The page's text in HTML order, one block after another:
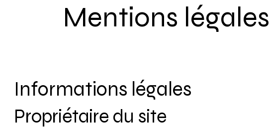
Mentions légales
Informations légales
Propriétaire du site